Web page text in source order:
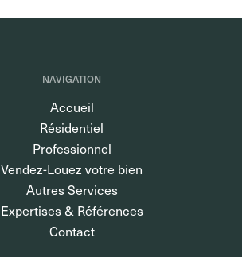
NAVIGATION
Accueil
Résidentiel
Professionnel
Vendez-Louez votre bien
Autres Services
Expertises & Références
Contact